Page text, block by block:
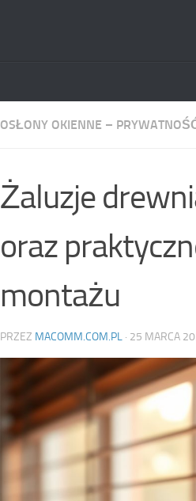
OSŁONY OKIENNE –
Żaluzje
oraz
montażu
PRZEZ MACOMM.COM.PL · 25 MARCA